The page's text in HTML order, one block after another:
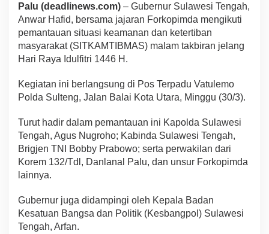
Palu (deadlinews.com) – Gubernur Sulawesi Tengah,
Anwar Hafid, bersama jajaran Forkopimda mengikuti
pemantauan situasi keamanan dan ketertiban
masyarakat (SITKAMTIBMAS) malam takbiran jelang
Hari Raya Idulfitri 1446 H.
Kegiatan ini berlangsung di Pos Terpadu Vatulemo
Polda Sulteng, Jalan Balai Kota Utara, Minggu (30/3).
Turut hadir dalam pemantauan ini Kapolda Sulawesi
Tengah, Agus Nugroho; Kabinda Sulawesi Tengah,
Brigjen TNI Bobby Prabowo; serta perwakilan dari
Korem 132/Tdl, Danlanal Palu, dan unsur Forkopimda
lainnya.
Gubernur juga didampingi oleh Kepala Badan
Kesatuan Bangsa dan Politik (Kesbangpol) Sulawesi
Tengah, Arfan.